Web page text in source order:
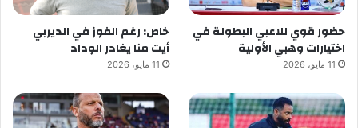
حضور قوي للاعبي البطولة في
اختيارات وهبي الأولية
11 مايو، 2026
خاص: رغم الفوز في الديربي
أيت منا يغادر الوداد
11 مايو، 2026